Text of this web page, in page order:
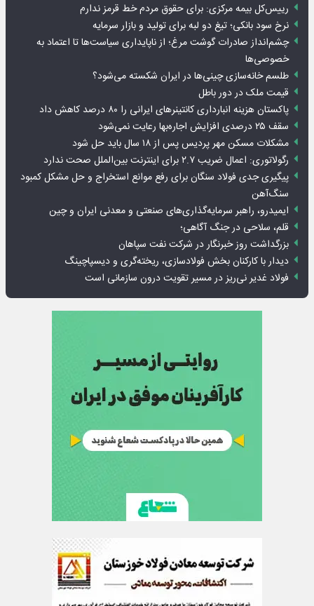
رییس‌کل بیمه مرکزی: برای حقوق مردم خط قرمز ندارم
نرخ سود بانکی؛ تیغ دو لبه برای تولید و بازار سرمایه
چشم‌انداز صادرات گوشت مرغ؛ از ناپایداری سیاست‌ها تا اعتماد به
خصوصی‌ها
طلسم خانه‌سازی چینی‌ها در ایران شکسته می‌شود؟
قیمت ملک در دور باطل
پاکستان هزینه انبارداری کانتینرهای ایرانی را ۸۰ درصد کاهش داد
سقف ۲۵ درصدی افزایش اجاره‌بها رعایت نمی‌شود
مشکلات مسکن مهر پردیس پس از ۱۸ سال باید حل شود
رگولاتوری: اعمال ضریب ۲.۷ برای اینترنت بین‌الملل صحت ندارد
پیگیری جدی فولاد سنگان برای رفع موانع استخراج و حل مشکل کمبود
سنگ‌آهن
ایمیدرو، راهبر سرمایه‌گذاری‌های صنعتی و معدنی ایران و چین
قلم، سلاحی در جنگ آگاهی؛
بزرگداشت روز خبرنگار در شرکت نفت سپاهان
دیدار با کارکنان بخش فولادسازی، ریخته‌گری و دیسپاچینگ
فولاد غدیر نی‌ریز در مسیر تقویت درون سازمانی است